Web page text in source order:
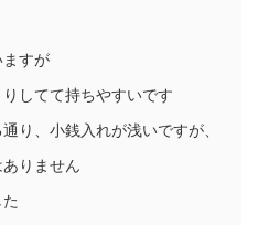
すが
してて持ちやすいです
り、小銭入れが浅いですが、
りません